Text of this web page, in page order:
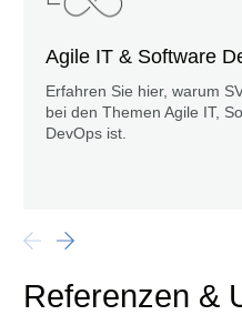
Agile IT & Software
Erfahren Sie hier, warum
bei den Themen Agile IT,
DevOps ist.
Referenzen &